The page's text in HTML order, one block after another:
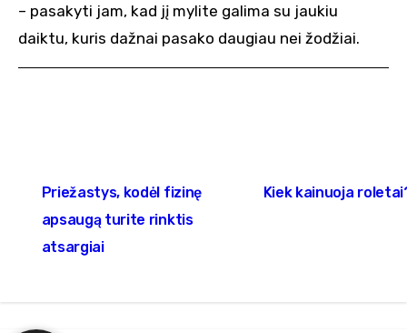
– pasakyti jam, kad jį mylite galima su jaukiu
daiktu, kuris dažnai pasako daugiau nei žodžiai.
tarp
įrašų
Priežastys, kodėl fizinę
apsaugą turite rinktis
atsargiai
Kiek kainuoja